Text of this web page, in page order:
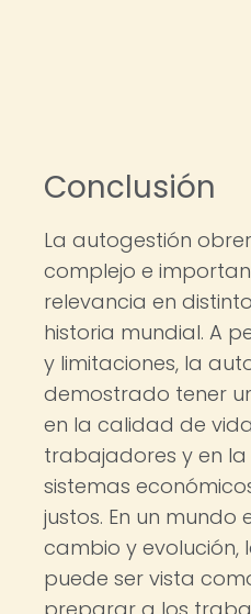
Conclusión
La autogestión
complejo e
relevancia en
historia mundial. A
y limitaciones, la
demostrado tener
en la calidad de
trabajadores y en
sistemas
justos. En un mundo
cambio y evolución,
puede ser vista